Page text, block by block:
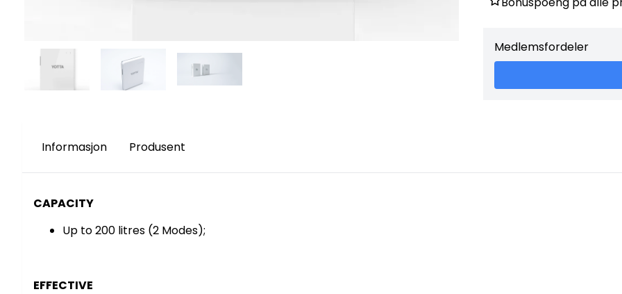
Medlemsfordeler
Informasjon Produsent
CAPACITY
Up to 200 litres (2 Modes);
EFFECTIVE